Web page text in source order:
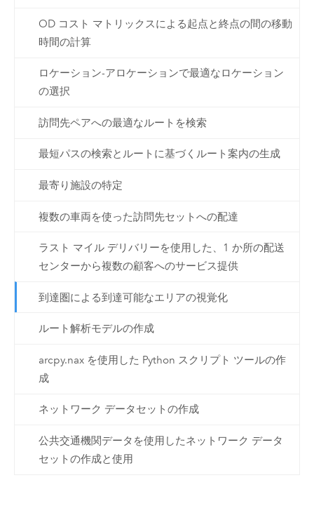
OD コスト マトリックスによる起点と終点の間の移動
時間の計算
ロケーション-アロケーションで最適なロケーション
の選択
訪問先ペアへの最適なルートを検索
最短パスの検索とルートに基づくルート案内の生成
最寄り施設の特定
複数の車両を使った訪問先セットへの配達
ラスト マイル デリバリーを使用した、1 か所の配送
センターから複数の顧客へのサービス提供
到達圏による到達可能なエリアの視覚化
ルート解析モデルの作成
arcpy.nax を使用した Python スクリプト ツールの作
成
ネットワーク データセットの作成
公共交通機関データを使用したネットワーク データ
セットの作成と使用